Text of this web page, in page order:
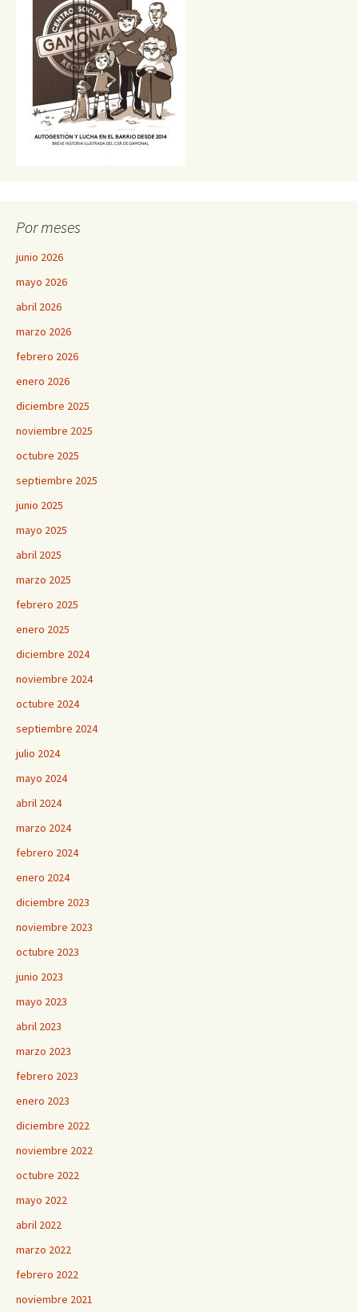
Por meses
junio 2026
mayo 2026
abril 2026
marzo 2026
febrero 2026
enero 2026
diciembre 2025
noviembre 2025
octubre 2025
septiembre 2025
junio 2025
mayo 2025
abril 2025
marzo 2025
febrero 2025
enero 2025
diciembre 2024
noviembre 2024
octubre 2024
septiembre 2024
julio 2024
mayo 2024
abril 2024
marzo 2024
febrero 2024
enero 2024
diciembre 2023
noviembre 2023
octubre 2023
junio 2023
mayo 2023
abril 2023
marzo 2023
febrero 2023
enero 2023
diciembre 2022
noviembre 2022
octubre 2022
mayo 2022
abril 2022
marzo 2022
febrero 2022
noviembre 2021